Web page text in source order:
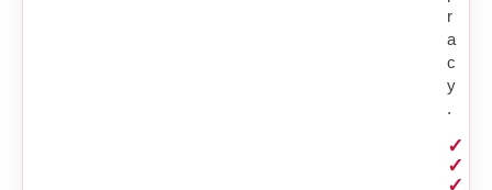
r
a
c
y
.